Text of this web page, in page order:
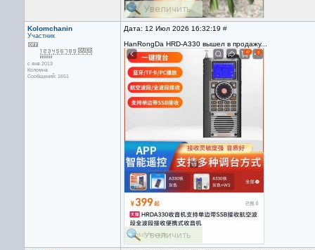
Kolomchanin
Участник
с янв 2013
Коломна
Сообщений: 1651
Дата: 12 Июл 2026 16:32:19 #
HanRongDa HRD-A330 вышел в продажу...